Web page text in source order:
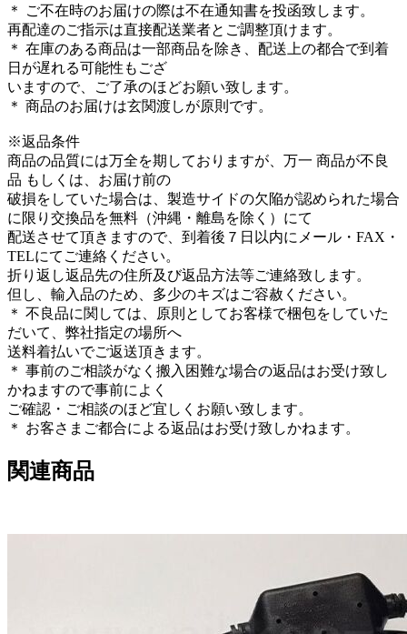
＊ ご不在時のお届けの際は不在通知書を投函致します。
再配達のご指示は直接配送業者とご調整頂けます。
＊ 在庫のある商品は一部商品を除き、配送上の都合で到着
日が遅れる可能性もござ
いますので、ご了承のほどお願い致します。
＊ 商品のお届けは玄関渡しが原則です。
※返品条件
商品の品質には万全を期しておりますが、万一 商品が不良
品 もしくは、お届け前の
破損をしていた場合は、製造サイドの欠陥が認められた場合
に限り交換品を無料（沖縄・離島を除く）にて
配送させて頂きますので、到着後７日以内にメール・FAX・
TELにてご連絡ください。
折り返し返品先の住所及び返品方法等ご連絡致します。
但し、輸入品のため、多少のキズはご容赦ください。
＊ 不良品に関しては、原則としてお客様で梱包をしていた
だいて、弊社指定の場所へ
送料着払いでご返送頂きます。
＊ 事前のご相談がなく搬入困難な場合の返品はお受け致し
かねますので事前によく
ご確認・ご相談のほど宜しくお願い致します。
＊ お客さまご都合による返品はお受け致しかねます。
関連商品